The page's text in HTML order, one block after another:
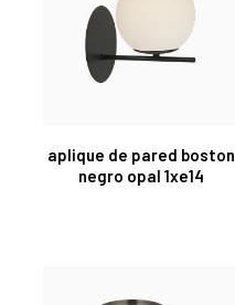
aplique de pared boston
negro opal 1xe14